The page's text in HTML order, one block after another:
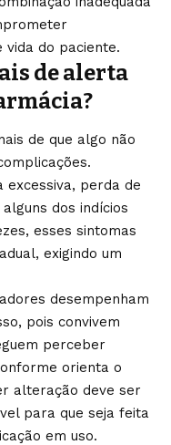
vida do paciente.
de alerta
de que algo não
excessiva, perda de
dos indícios
esses sintomas
exigindo um
desempenham
pois convivem
perceber
orienta o
alteração deve ser
para que seja feita
em uso.